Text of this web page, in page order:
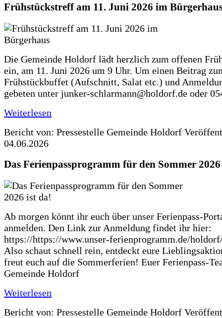
Frühstückstreff am 11. Juni 2026 im
Die Gemeinde Holdorf lädt herzlich zum offenen
ein, am 11. Juni 2026 um 9 Uhr. Um einen Beitrag
Frühstückbuffet (Aufschnitt, Salat etc.) und
gebeten unter junker-schlarmann@holdorf.de oder
Weiterlesen
Bericht von: Pressestelle Gemeinde Holdorf
04.06.2026
Das Ferienpassprogramm für den Sommer
Ab morgen könnt ihr euch über unser Ferienpass-
anmelden. Den Link zur Anmeldung findet ihr hier:
https://https://www.unser-ferienprogramm.de/
Also schaut schnell rein, entdeckt eure
freut euch auf die Sommerferien! Euer Ferienpass-
Gemeinde Holdorf
Weiterlesen
Bericht von: Pressestelle Gemeinde Holdorf